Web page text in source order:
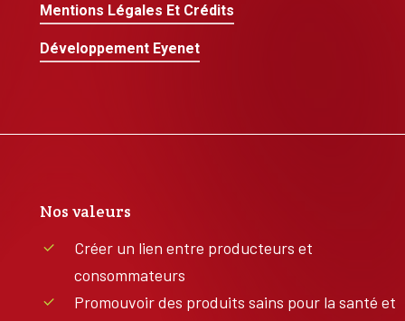
Mentions Légales Et Crédits
Développement Eyenet
Nos valeurs
Créer un lien entre producteurs et
consommateurs
Promouvoir des produits sains pour la santé et